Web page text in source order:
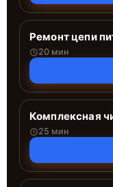
Ремонт цепи
20 мин
Комплексная
25 мин